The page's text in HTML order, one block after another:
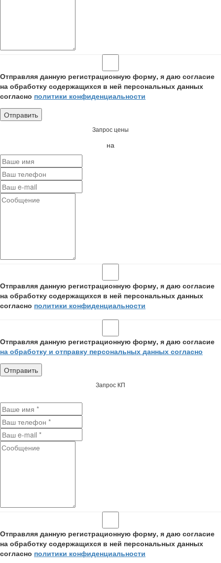
Отправляя данную регистрационную форму, я даю согласие
на обработку содержащихся в ней персональных данных
согласно политики конфиденциальности
Запрос цены
на
Отправляя данную регистрационную форму, я даю согласие
на обработку содержащихся в ней персональных данных
согласно политики конфиденциальности
Отправляя данную регистрационную форму, я даю согласие
на обработку и отправку персональных данных согласно
Запрос КП
Отправляя данную регистрационную форму, я даю согласие
на обработку содержащихся в ней персональных данных
согласно политики конфиденциальности